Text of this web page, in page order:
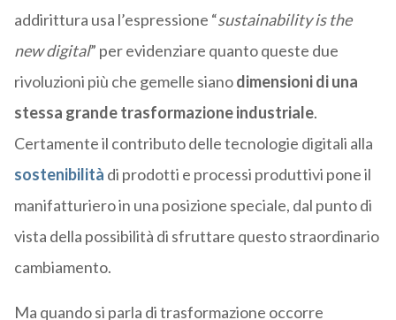
addirittura usa l’espressione “sustainability is the
new digital” per evidenziare quanto queste due
rivoluzioni più che gemelle sianodimensioni di una
stessa grande trasformazione industriale.
Certamente il contributo delle tecnologie digitali alla
sostenibilità di prodotti e processi produttivi pone il
manifatturiero in una posizione speciale, dal punto di
vista della possibilità di sfruttare questo straordinario
cambiamento.
Ma quando si parla di trasformazione occorre